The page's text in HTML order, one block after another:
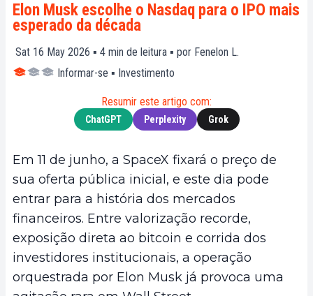
Elon Musk escolhe o Nasdaq para o IPO mais
esperado da década
Sat 16 May 2026 ▪ 4 min de leitura ▪ por Fenelon L.
Informar-se ▪ Investimento
Resumir este artigo com:
ChatGPT Perplexity Grok
Em 11 de junho, a SpaceX fixará o preço de
sua oferta pública inicial, e este dia pode
entrar para a história dos mercados
financeiros. Entre valorização recorde,
exposição direta ao bitcoin e corrida dos
investidores institucionais, a operação
orquestrada por Elon Musk já provoca uma